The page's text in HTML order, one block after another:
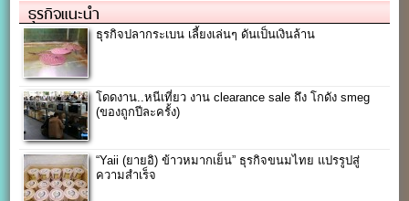
ธุรกิจแนะนำ
ธุรกิจปลากระเบน เลี้ยงเล่นๆ ดันเป็นเงินล้าน
โดดงาน..หนีเที่ยว งาน clearance sale ถึง โกดัง smeg
(ของถูกปีละครั้ง)
“Yaii (ยายอิ) ข้าวหมากเย็น” ธุรกิจขนมไทย แปรรูปสู่
ความสำเร็จ